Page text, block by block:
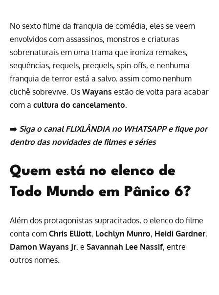
No sexto filme da franquia de comédia, eles se veem
envolvidos com assassinos, monstros e criaturas
sobrenaturais em uma trama que ironiza remakes,
sequências, requels, prequels, spin-offs, e nenhuma
franquia de terror está a salvo, assim como nenhum
clichê sobrevive. Os Wayans estão de volta para acabar
com a cultura do cancelamento
➡️ Siga o canal FLIXLÂNDIA no WHATSAPPe fique por
dentro das novidades de filmese séries
Quem está no elenco de
Todo Mundo em Pânico 6?
Além dos protagonistas supracitados, o elenco do filme
conta com Chris Elliott, Lochlyn Munro, Heidi Gardner,
Damon Wayans Jr. e Savannah Lee Nassif, entre
outros nomes.